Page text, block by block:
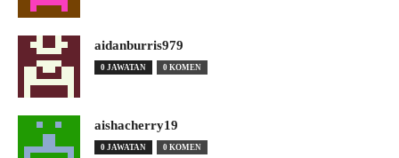
aidanburris979
0 JAWATAN 0 KOMEN
aishacherry19
0 JAWATAN 0 KOMEN